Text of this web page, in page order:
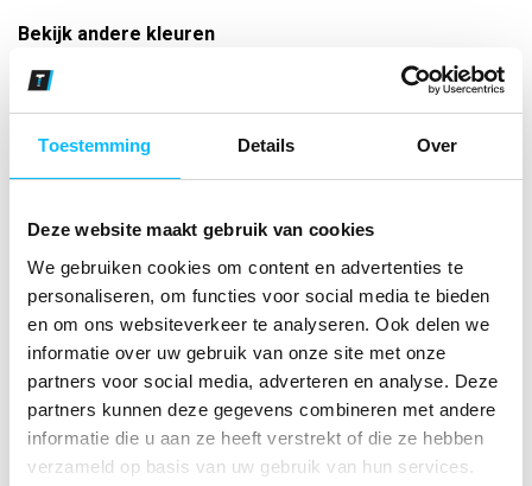
Toestemming Details Over
Deze website maakt gebruik van cookies
We gebruiken cookies om content en advertenties te
personaliseren, om functies voor social media te bieden
en om ons websiteverkeer te analyseren. Ook delen we
informatie over uw gebruik van onze site met onze
partners voor social media, adverteren en analyse. Deze
partners kunnen deze gegevens combineren met andere
informatie die u aan ze heeft verstrekt of die ze hebben
verzameld op basis van uw gebruik van hun services.
Bekijk andere kleuren
rood
Maat
Aantal
*Gratis verzending vanaf €150,- exclusief BTW
Kies kleur/maat
€ 29 ,01
€ 35 ,10 € 45,- incl BTW